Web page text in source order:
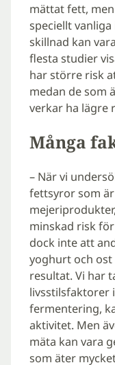
mättat fett,
speciellt
skillnad kan
flesta studier
har större risk
medan de som
verkar ha lägre
Många
– När vi
fettsyror som
minskad risk
dock inte att
yoghurt och ost
resultat. Vi har
livsstilsfaktorer
fermentering,
aktivitet. Men
mäta kan vara
som äter